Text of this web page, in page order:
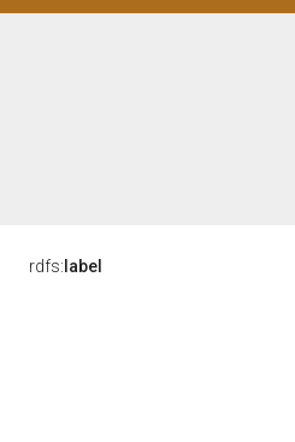
rdfs: label